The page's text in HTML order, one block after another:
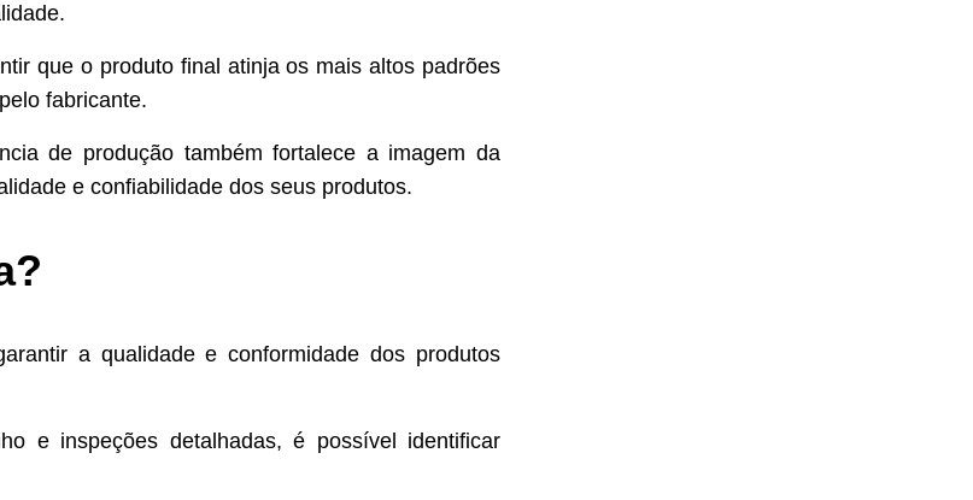
que o produto final atinja os mais altos padrões
fabricante.
de produção também fortalece a imagem da
e confiabilidade dos seus produtos.
a qualidade e conformidade dos produtos
e inspeções detalhadas, é possível identificar